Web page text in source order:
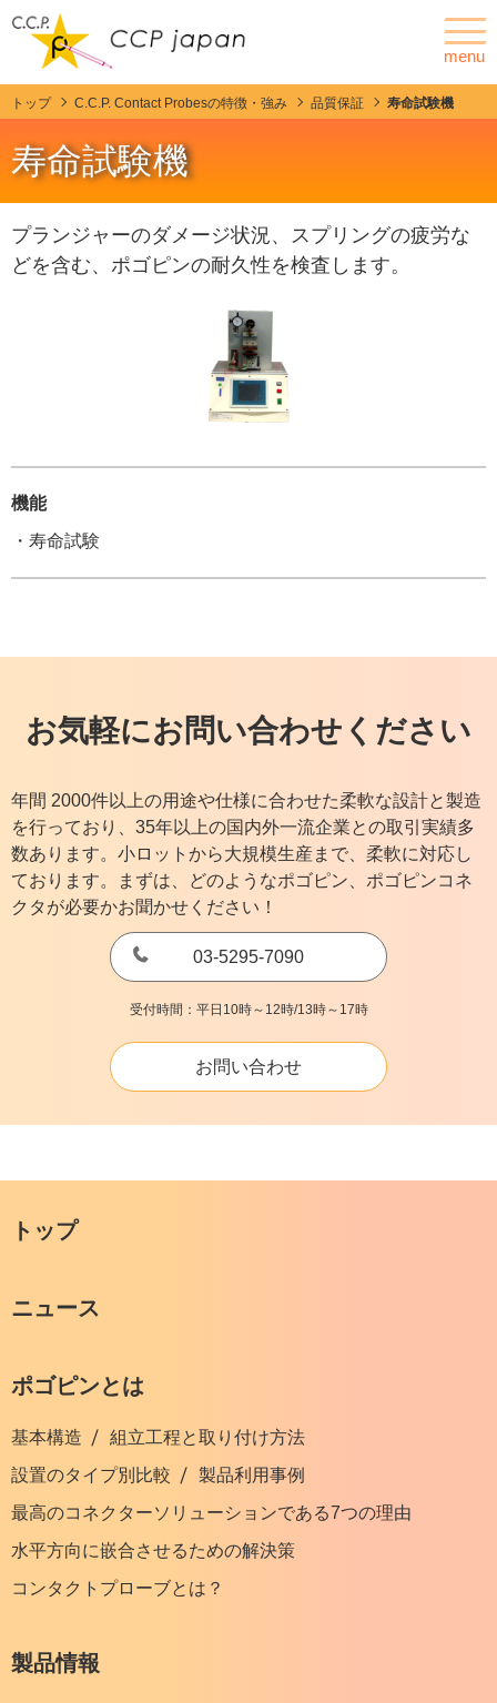
menu
ニュース 会社情報
ポゴピンとは
製品情報
C.C.P. Contact Probesの特徴・強み
トップ C.C.P. Contact Probesの特徴・強み 品質保証 寿命試験機
寿命試験機
プランジャーのダメージ状況、スプリングの疲労な
どを含む、ポゴピンの耐久性を検査します。
機能
・寿命試験
お気軽にお問い合わせください
年間 2000件以上の用途や仕様に合わせた柔軟な設計と製造
を行っており、35年以上の国内外一流企業との取引実績多
数あります。小ロットから大規模生産まで、柔軟に対応し
ております。まずは、どのようなポゴピン、ポゴピンコネ
クタが必要かお聞かせください！
03-5295-7090
受付時間：平日10時～12時/13時～17時
お問い合わせ
トップ
ニュース
ポゴピンとは
基本構造
組立工程と取り付け方法
設置のタイプ別比較
製品利用事例
最高のコネクターソリューションである7つの理由
水平方向に嵌合させるための解決策
コンタクトプローブとは？
製品情報